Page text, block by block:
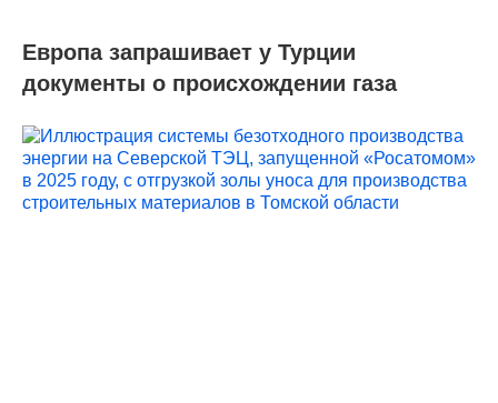
Европа запрашивает у Турции
документы о происхождении газа